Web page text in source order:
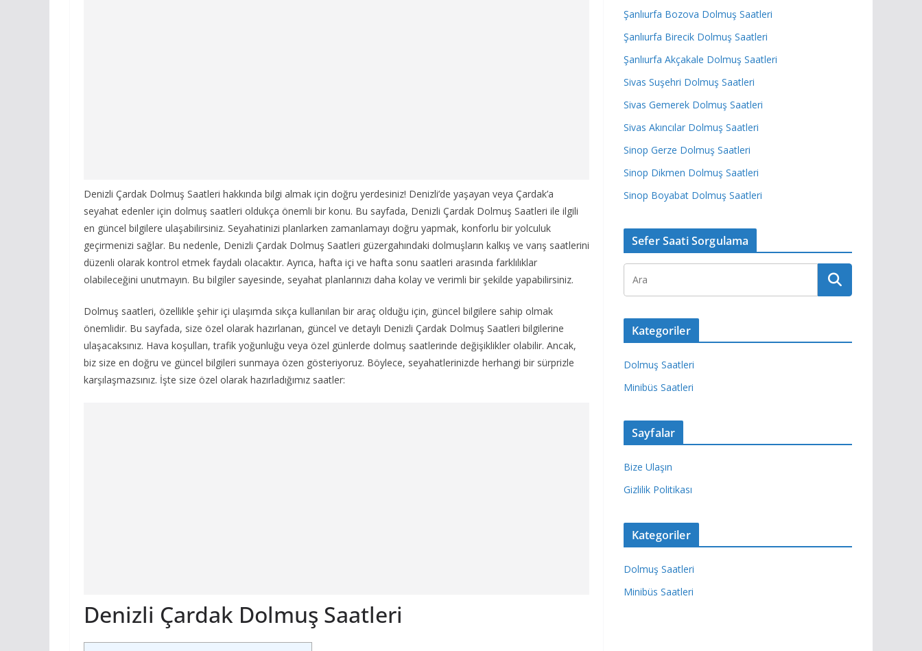
Denizli Çardak Dolmuş Saatleri hakkında bilgi almak için doğru yerdesiniz! Denizli’de yaşayan veya Çardak’a
seyahat edenler için dolmuş saatleri oldukça önemli bir konu. Bu sayfada, Denizli Çardak Dolmuş Saatleri ile ilgili
en güncel bilgilere ulaşabilirsiniz. Seyahatinizi planlarken zamanlamayı doğru yapmak, konforlu bir yolculuk
geçirmenizi sağlar. Bu nedenle, Denizli Çardak Dolmuş Saatleri güzergahındaki dolmuşların kalkış ve varış saatlerini
düzenli olarak kontrol etmek faydalı olacaktır. Ayrıca, hafta içi ve hafta sonu saatleri arasında farklılıklar
olabileceğini unutmayın. Bu bilgiler sayesinde, seyahat planlarınızı daha kolay ve verimli bir şekilde yapabilirsiniz.
Dolmuş saatleri, özellikle şehir içi ulaşımda sıkça kullanılan bir araç olduğu için, güncel bilgilere sahip olmak
önemlidir. Bu sayfada, size özel olarak hazırlanan, güncel ve detaylı Denizli Çardak Dolmuş Saatleri bilgilerine
ulaşacaksınız. Hava koşulları, trafik yoğunluğu veya özel günlerde dolmuş saatlerinde değişiklikler olabilir. Ancak,
biz size en doğru ve güncel bilgileri sunmaya özen gösteriyoruz. Böylece, seyahatlerinizde herhangi bir sürprizle
karşılaşmazsınız. İşte size özel olarak hazırladığımız saatler:
Denizli Çardak Dolmuş Saatleri
Şanlıurfa Bozova Dolmuş Saatleri
Şanlıurfa Birecik Dolmuş Saatleri
Şanlıurfa Akçakale Dolmuş Saatleri
Sivas Suşehri Dolmuş Saatleri
Sivas Gemerek Dolmuş Saatleri
Sivas Akıncılar Dolmuş Saatleri
Sinop Gerze Dolmuş Saatleri
Sinop Dikmen Dolmuş Saatleri
Sinop Boyabat Dolmuş Saatleri
Sefer Saati Sorgulama
Kategoriler
Dolmuş Saatleri
Minibüs Saatleri
Sayfalar
Bize Ulaşın
Gizlilik Politikası
Kategoriler
Dolmuş Saatleri
Minibüs Saatleri